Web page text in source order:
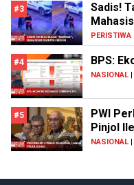
#3
Sadis!
PERISTIWA
#4 BPS:
NASIONAL
#5
PWI
Pinjol
NASIONAL